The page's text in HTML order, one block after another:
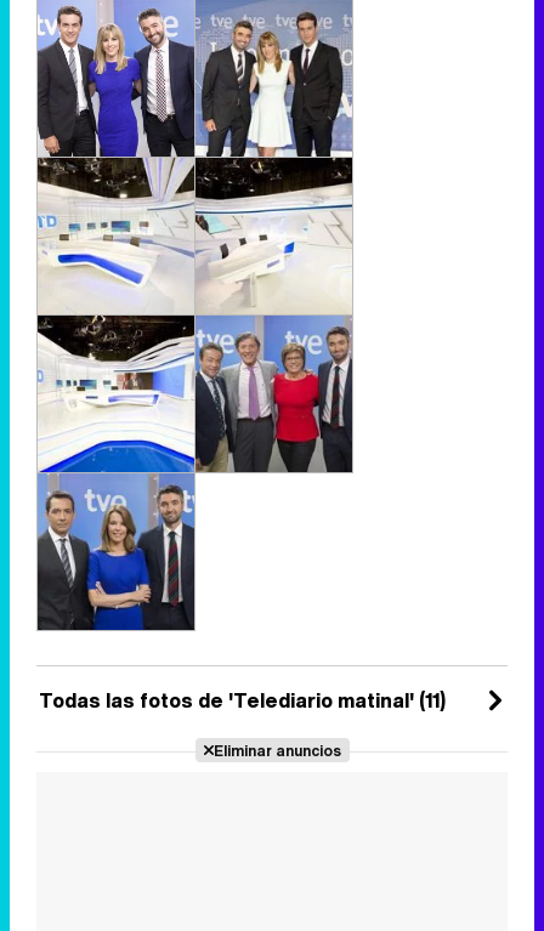
Todas las fotos de 'Telediario matinal' (11)
Eliminar anuncios